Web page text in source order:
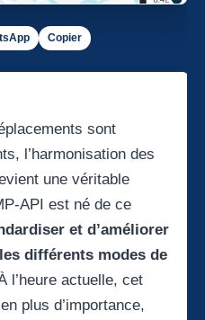
Copier
sont
l’harmonisation des
une véritable
API est né de ce
et d’améliorer
différents modes de
l’heure actuelle, cet
plus d’importance,